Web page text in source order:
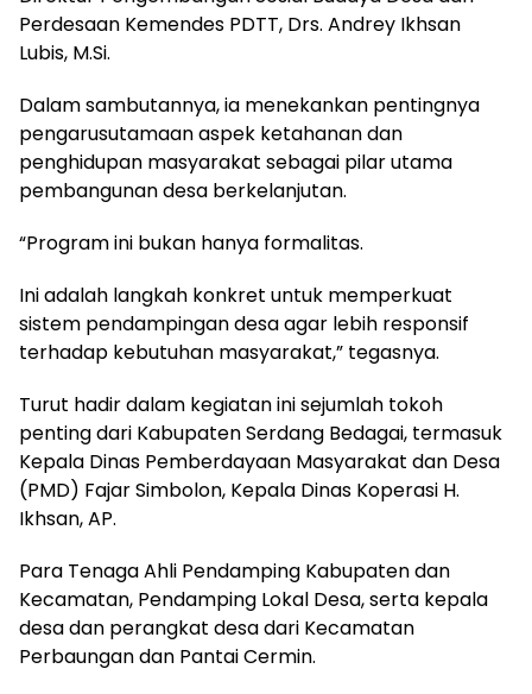
Perdesaan Kemendes PDTT, Drs. Andrey Ikhsan
Lubis, M.Si.
Dalam sambutannya, ia menekankan pentingnya
pengarusutamaan aspek ketahanan dan
penghidupan masyarakat sebagai pilar utama
pembangunan desa berkelanjutan.
“Program ini bukan hanya formalitas.
Ini adalah langkah konkret untuk memperkuat
sistem pendampingan desa agar lebih responsif
terhadap kebutuhan masyarakat,” tegasnya.
Turut hadir dalam kegiatan ini sejumlah tokoh
penting dari Kabupaten Serdang Bedagai, termasuk
Kepala Dinas Pemberdayaan Masyarakat dan Desa
(PMD) Fajar Simbolon, Kepala Dinas Koperasi H.
Ikhsan, AP.
Para Tenaga Ahli Pendamping Kabupaten dan
Kecamatan, Pendamping Lokal Desa, serta kepala
desa dan perangkat desa dari Kecamatan
Perbaungan dan Pantai Cermin.